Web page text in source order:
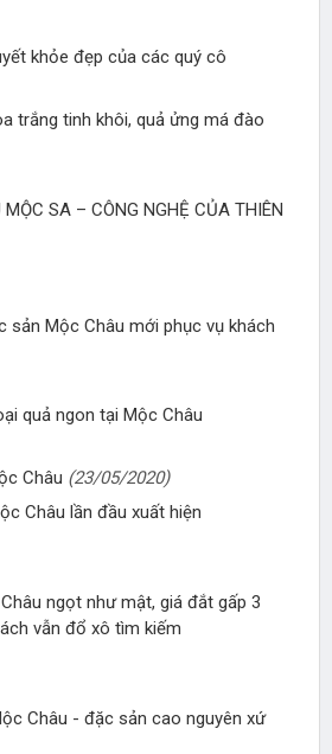
khỏe đẹp của các quý cô
trắng tinh khôi, quả ửng má đào
SA – CÔNG NGHỆ CỦA THIÊN
sản Mộc Châu mới phục vụ khách
quả ngon tại Mộc Châu
Châu (23/05/2020)
Châu lần đầu xuất hiện
ngọt như mật, giá đắt gấp 3
vẫn đổ xô tìm kiếm
Châu - đặc sản cao nguyên xứ